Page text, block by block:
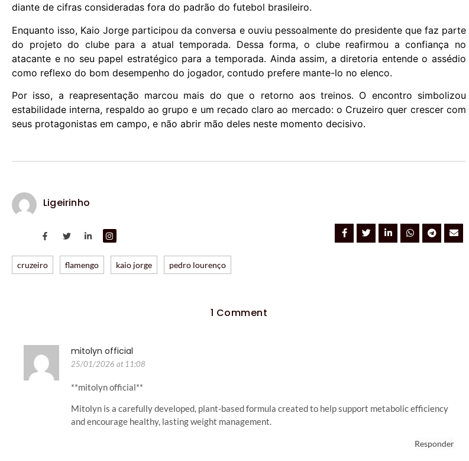
diante de cifras consideradas fora do padrão do futebol brasileiro.
Enquanto isso, Kaio Jorge participou da conversa e ouviu pessoalmente do presidente que faz parte
do projeto do clube para a atual temporada. Dessa forma, o clube reafirmou a confiança no
atacante e no seu papel estratégico para a temporada. Ainda assim, a diretoria entende o assédio
como reflexo do bom desempenho do jogador, contudo prefere mante-lo no elenco.
Por isso, a reapresentação marcou mais do que o retorno aos treinos. O encontro simbolizou
estabilidade interna, respaldo ao grupo e um recado claro ao mercado: o Cruzeiro quer crescer com
seus protagonistas em campo, e não abrir mão deles neste momento decisivo.
Ligeirinho
cruzeiro flamengo kaio jorge pedro lourenço
1 Comment
mitolyn official
25/01/2026 at 11:08
**mitolyn official**
Mitolyn is a carefully developed, plant-based formula created to help support metabolic efficiency
and encourage healthy, lasting weight management.
Responder